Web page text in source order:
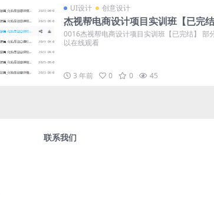
UI设计 创意设计
杰视帮电商设计项目实训班【已完结
0016杰视帮电商设计项目实训班【已完结】 部
以在线观看
3 年前 0 0 45
联系我们